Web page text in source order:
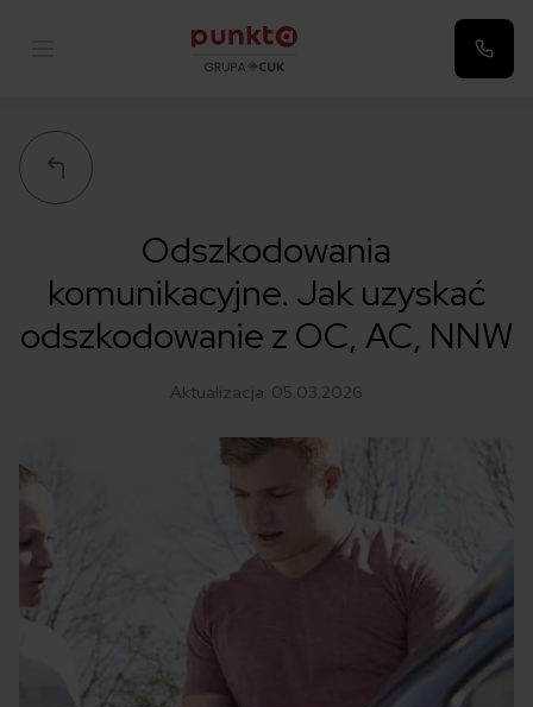
Odszkodowania
komunikacyjne. Jak uzyskać
odszkodowanie z OC, AC, NNW
Aktualizacja: 05.03.2026